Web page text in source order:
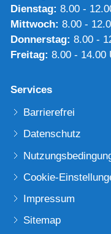
Dienstag: 8.00 -
Mittwoch: 8.00 -
Donnerstag: 8.00 -
Freitag: 8.00 - 14.00
Services
Barrierefrei
Datenschutz
Cookie-
Impressum
Sitemap